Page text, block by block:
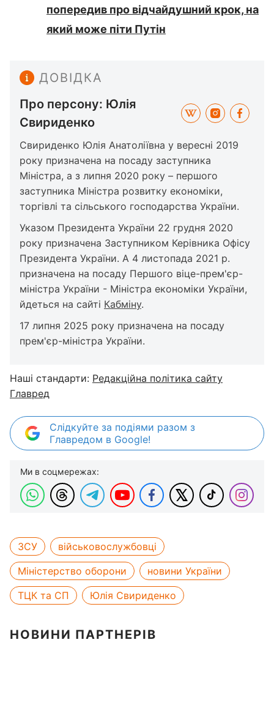
попередив про відчайдушний крок, на
який може піти Путін
ДОВІДКА
Про персону: Юлія
Свириденко
Свириденко Юлія Анатоліївна у вересні 2019
року призначена на посаду заступника
Міністра, а з липня 2020 року – першого
заступника Міністра розвитку економіки,
торгівлі та сільського господарства України.
Указом Президента України 22 грудня 2020
року призначена Заступником Керівника Офісу
Президента України. А 4 листопада 2021 р.
призначена на посаду Першого віце-прем'єр-
міністра України - Міністра економіки України,
йдеться на сайті Кабміну.
17 липня 2025 року призначена на посаду
прем'єр-міністра України.
Наші стандарти: Редакційна політика сайту
Главред
Слідкуйте за подіями разом з
Главредом в Google!
Ми в соцмережах:
ЗСУ
військовослужбовці
Міністерство оборони
новини України
ТЦК та СП
Юлія Свириденко
НОВИНИ ПАРТНЕРІВ